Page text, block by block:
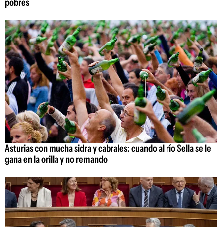
pobres
Asturias con mucha sidra y cabrales: cuando al río Sella se le
gana en la orilla y no remando